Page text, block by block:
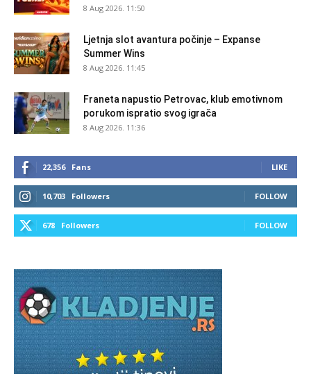
8 Aug 2026. 11:50
Ljetnja slot avantura počinje – Expanse
Summer Wins
8 Aug 2026. 11:45
Franeta napustio Petrovac, klub emotivnom
porukom ispratio svog igrača
8 Aug 2026. 11:36
22,356 Fans LIKE
10,703 Followers FOLLOW
678 Followers FOLLOW